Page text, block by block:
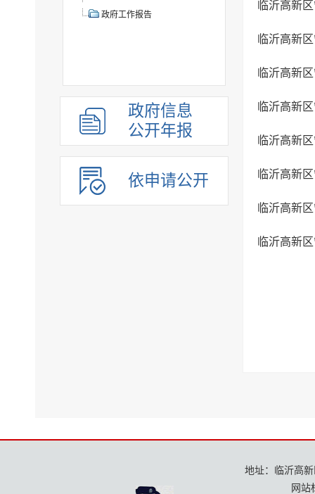
政府工作报告
政府信息
公开年报
依申请公开
临沂高新
临沂高新
地址：临沂高
网站